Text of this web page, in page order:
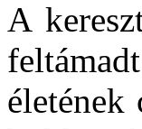
A
életének